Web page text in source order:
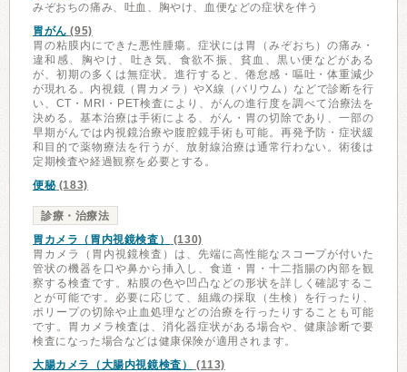
みぞおちの痛み、吐血、胸やけ、血便などの症状を伴う
胃がん (95)
胃の粘膜内にできた悪性腫瘍。症状には胃（みぞおち）の痛み・
違和感、胸やけ、吐き気、食欲不振、貧血、黒い便などがある
が、初期の多くは無症状。進行すると、倦怠感・嘔吐・体重減少
が現れる。内視鏡（胃カメラ）やX線（バリウム）などで診断を行
い、CT・MRI・PET検査により、がんの進行度を調べて治療法を
決める。基本治療は手術による、がん・胃の切除であり、一部の
早期がんでは内視鏡治療や腹腔鏡手術も可能。再発予防・症状緩
和目的で薬物療法を行うが、放射線治療は通常行わない。術後は
定期検査や経過観察を必要とする。
便秘(183)
診療・治療法
胃カメラ（胃内視鏡検査）
(130)
胃カメラ（胃内視鏡検査）は、先端に高性能なスコープが付いた
管状の機器を口や鼻から挿入し、食道・胃・十二指腸の内部を観
察する検査です。粘膜の色や凹凸などの形状を詳しく確認するこ
とが可能です。必要に応じて、組織の採取（生検）を行ったり、
ポリープの切除や止血処理などの治療を行ったりすることも可能
です。胃カメラ検査は、消化器症状がある場合や、健康診断で要
検査になった場合などは健康保険が適用されます。
大腸カメラ（大腸内視鏡検査）
(113)